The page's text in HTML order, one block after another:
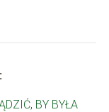
BY BYŁA